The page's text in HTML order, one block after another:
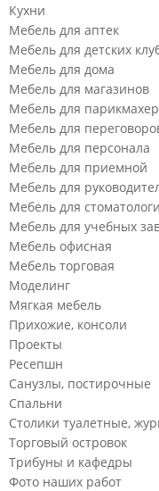
Кухни
Мебель для аптек
Мебель для детских
Мебель для дома
Мебель для магазинов
Мебель для
Мебель для
Мебель для персонала
Мебель для приемной
Мебель для
Мебель для
Мебель для учебных
Мебель офисная
Мебель торговая
Моделинг
Мягкая мебель
Прихожие, консоли
Проекты
Ресепшн
Санузлы, постирочные
Спальни
Столики туалетные,
Торговый островок
Трибуны и кафедры
Фото наших работ